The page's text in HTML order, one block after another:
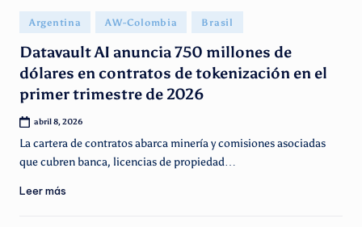
g
e
n
ti
n
o
Publicado
en
Argentina AW-Colombia Brasil
Datavault AI anuncia 750 millones de
dólares en contratos de tokenización en el
primer trimestre de 2026
abril 8, 2026
La cartera de contratos abarca minería y comisiones asociadas
que cubren banca, licencias de propiedad…
Leer más